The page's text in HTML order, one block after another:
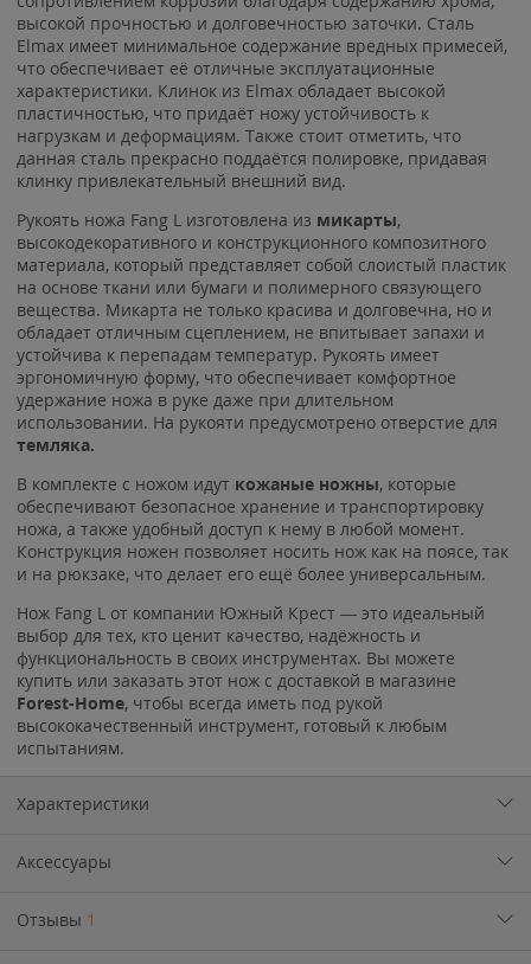
высокой прочностью и долговечностью заточки. Сталь
Elmax имеет минимальное содержание вредных примесей,
что обеспечивает её отличные эксплуатационные
характеристики. Клинок из Elmax обладает высокой
пластичностью, что придаёт ножу устойчивость к
нагрузкам и деформациям. Также стоит отметить, что
данная сталь прекрасно поддаётся полировке, придавая
клинку привлекательный внешний вид.
Рукоять ножа Fang L изготовлена из микарты,
высокодекоративного и конструкционного композитного
материала, который представляет собой слоистый пластик
на основе ткани или бумаги и полимерного связующего
вещества. Микарта не только красива и долговечна, но и
обладает отличным сцеплением, не впитывает запахи и
устойчива к перепадам температур. Рукоять имеет
эргономичную форму, что обеспечивает комфортное
удержание ножа в руке даже при длительном
использовании. На рукояти предусмотрено отверстие для
темляка.
В комплекте с ножом идут кожаные ножны, которые
обеспечивают безопасное хранение и транспортировку
ножа, а также удобный доступ к нему в любой момент.
Конструкция ножен позволяет носить нож как на поясе, так
и на рюкзаке, что делает его ещё более универсальным.
Нож Fang L от компании Южный Крест — это идеальный
выбор для тех, кто ценит качество, надёжность и
функциональность в своих инструментах. Вы можете
купить или заказать этот нож с доставкой в магазине
Forest-Home, чтобы всегда иметь под рукой
высококачественный инструмент, готовый к любым
испытаниям.
Характеристики
Аксессуары
Отзывы 1